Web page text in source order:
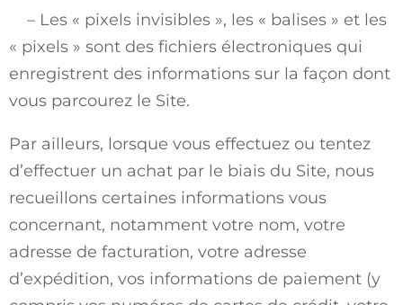
– Les « pixels invisibles », les « balises » et les
« pixels » sont des fichiers électroniques qui
enregistrent des informations sur la façon dont
vous parcourez le Site.
Par ailleurs, lorsque vous effectuez ou tentez
d’effectuer un achat par le biais du Site, nous
recueillons certaines informations vous
concernant, notamment votre nom, votre
adresse de facturation, votre adresse
d’expédition, vos informations de paiement (y